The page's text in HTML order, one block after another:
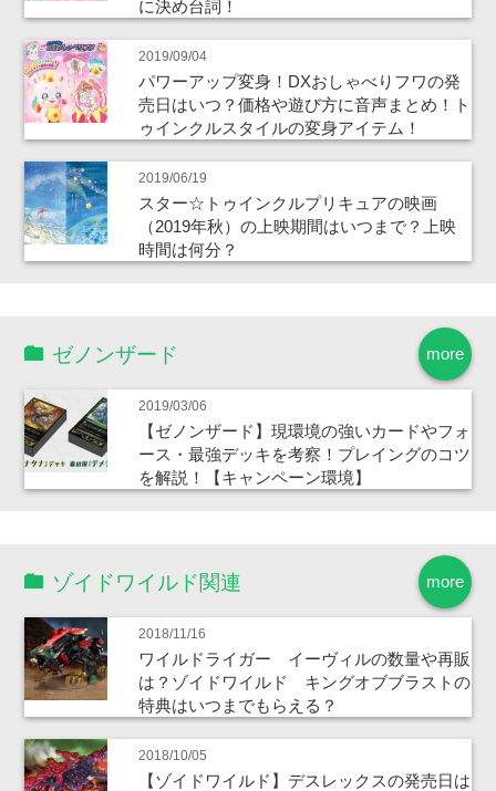
に決め台詞！
2019/09/04
パワーアップ変身！DXおしゃべりフワの発
売日はいつ？価格や遊び方に音声まとめ！ト
ゥインクルスタイルの変身アイテム！
2019/06/19
スター☆トゥインクルプリキュアの映画
（2019年秋）の上映期間はいつまで？上映
時間は何分？
more
ゼノンザード
2019/03/06
【ゼノンザード】現環境の強いカードやフォ
ース・最強デッキを考察！プレイングのコツ
を解説！【キャンペーン環境】
more
ゾイドワイルド関連
2018/11/16
ワイルドライガー イーヴィルの数量や再販
は？ゾイドワイルド キングオブブラストの
特典はいつまでもらえる？
2018/10/05
【ゾイドワイルド】デスレックスの発売日は